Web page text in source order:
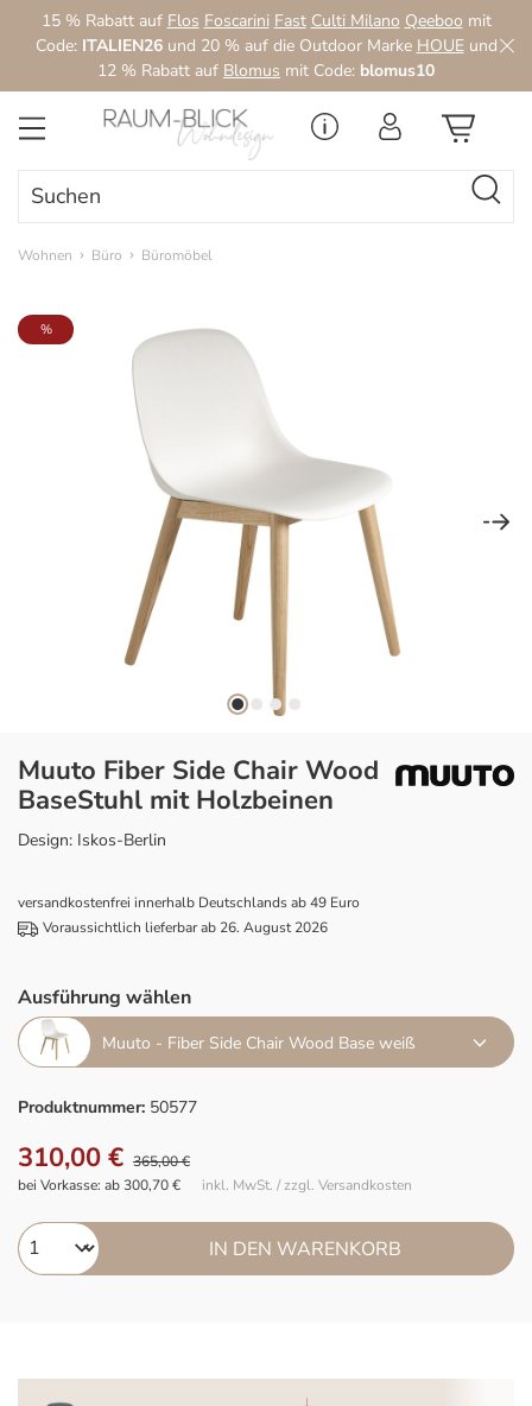
Zum Hauptinhalt springen
15 % Rabatt auf Flos Foscarini Fast Culti Milano Qeeboo mit
Code: ITALIEN26und 20 % auf die Outdoor Marke HOUEund
12 % Rabatt auf Blomus mit Code: blomus10
Wohnen Büro Büromöbel
Bildergalerie überspringen
%
Muuto Fiber Side Chair Wood
BaseStuhl mit Holzbeinen
Design: Iskos-Berlin
versandkostenfrei innerhalb Deutschlands ab 49 Euro
Voraussichtlich lieferbar ab 26. August 2026
Ausführung wählen
Muuto - Fiber Side Chair Wood Base weiß
Produktnummer: 50577
310,00 € 365,00 €
inkl. MwSt. / zzgl. Versandkosten
bei Vorkasse: ab 300,70 €
IN DEN WARENKORB